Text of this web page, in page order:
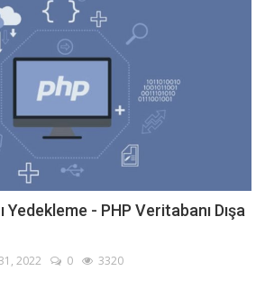
Yedekleme - PHP Veritabanı Dışa
2022 0 3320